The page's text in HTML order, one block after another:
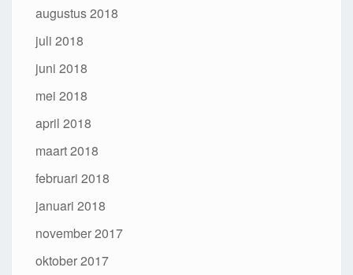
augustus 2018
juli 2018
juni 2018
mei 2018
april 2018
maart 2018
februari 2018
januari 2018
november 2017
oktober 2017